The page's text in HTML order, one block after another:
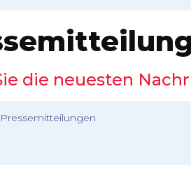
die neuesten
Pressemitteilungen